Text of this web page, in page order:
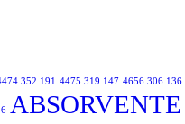
4475.319.147 4656.306.136
ABSORVENTE